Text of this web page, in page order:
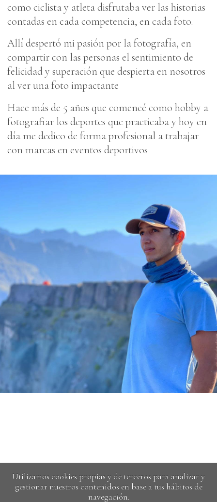
como ciclista y atleta disfrutaba ver las historias
contadas en cada competencia, en cada foto.
Allí despertó mi pasión por la fotografía, en
compartir con las personas el sentimiento de
felicidad y superación que despierta en nosotros
al ver una foto impactante
Hace más de 5 años que comencé como hobby a
fotografiar los deportes que practicaba y hoy en
día me dedico de forma profesional a trabajar
con marcas en eventos deportivos
Utilizamos cookies propias y de terceros para analizar y
gestionar nuestros contenidos en base a tus hábitos de
navegación.